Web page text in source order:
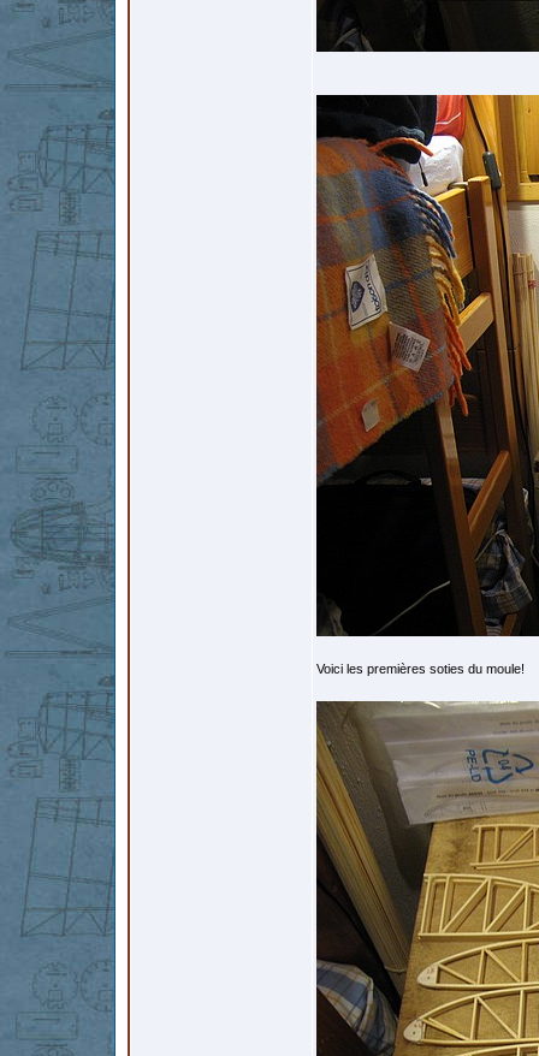
Voici les premières soties du moule!